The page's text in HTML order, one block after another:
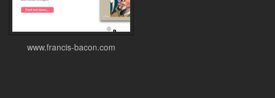
www.francis-bacon.com